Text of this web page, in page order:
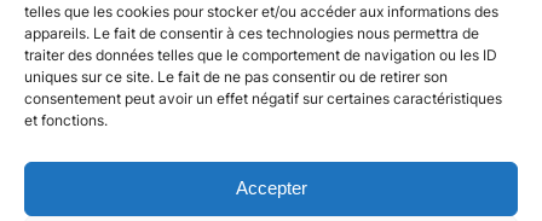
telles que les cookies pour stocker et/ou accéder aux informations des
appareils. Le fait de consentir à ces technologies nous permettra de
traiter des données telles que le comportement de navigation ou les ID
uniques sur ce site. Le fait de ne pas consentir ou de retirer son
consentement peut avoir un effet négatif sur certaines caractéristiques
et fonctions.
Accepter